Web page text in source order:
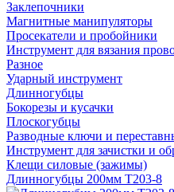
Заклепочники
Магнитные манипуляторы
Просекатели и пробойники
Инструмент для вязания
Разное
Ударный инструмент
Длинногубцы
Бокорезы и кусачки
Плоскогубцы
Разводные ключи и
Инструмент для зачистки и
Клещи силовые (зажимы)
Длинногубцы 200мм Т203-8